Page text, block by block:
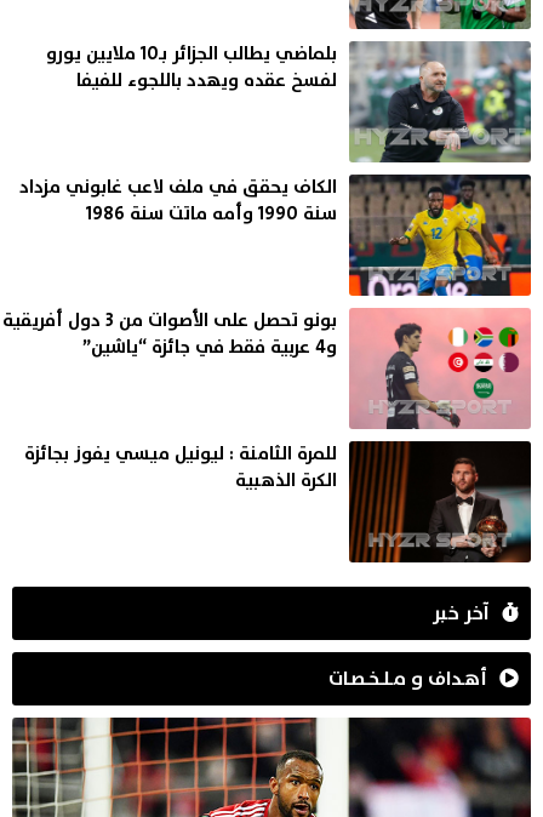
بلماضي يطالب الجزائر بـ10 ملايين يورو
لفسخ عقده ويهدد باللجوء للفيفا
الكاف يحقق في ملف لاعب غابوني مزداد
سنة 1990 وأمه ماتت سنة 1986
بونو تحصل على الأصوات من 3 دول أفريقية
و4 عربية فقط في جائزة “ياشين”
للمرة الثامنة : ليونيل ميسي يفوز بجائزة
الكرة الذهبية
آخر خبر
أهـداف و مـلـخـصـات